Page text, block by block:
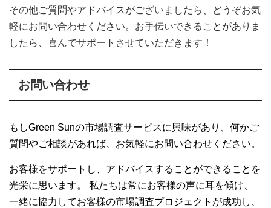
その他ご質問やアドバイスがございましたら、どうぞお気
軽にお問い合わせください。お手伝いできることがありま
したら、喜んでサポートさせていただきます！
お問い合わせ
もしGreen Sunの市場調査サービスに興味があり、何かご
質問やご相談があれば、お気軽にお問い合わせください。
お客様をサポートし、アドバイスすることができることを
光栄に思います。 私たちは常にお客様の声に耳を傾け、
一緒に協力してお客様の市場調査プロジェクトが成功し、